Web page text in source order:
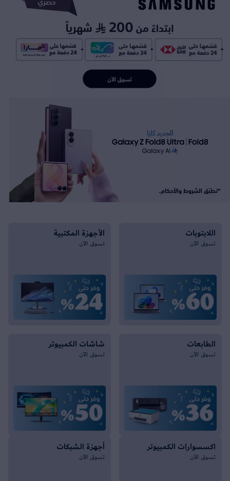
اللابتوبات
تسوق الآن
الأجهزة المكتبية
تسوق الآن
الطابعات
تسوق الآن
شاشات الكمبيوتر
تسوق الآن
اكسسوارات الكمبيوتر
تسوق الآن
أجهزة الشبكات
تسوق الآن